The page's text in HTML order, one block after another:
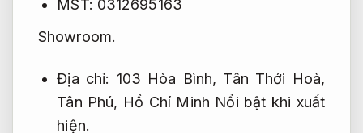
MST: 0312695163
Showroom.
Địa chỉ: 103 Hòa Bình, Tân Thới Hoà,
Tân Phú, Hồ Chí Minh Nổi bật khi xuất
hiện.